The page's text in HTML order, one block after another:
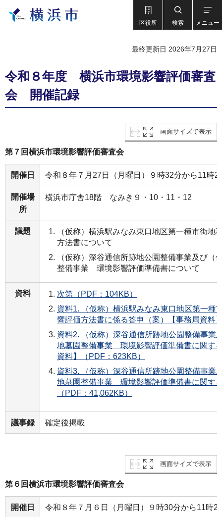
区役所 検索 メニュー
最終更新日 2026年7月27日
令和８年度 横浜市環境影響評価審査
会 開催記録
画面サイズで表示
第７回横浜市環境影響評価審査会
開催日 令和８年７月27日（月曜日）９時32分から11時2
開催場
所
横浜市庁舎18階 なみき９・10・11・12
議題
（仮称）横浜駅みなみ東口地区第一種市街
方法書について
（仮称）深谷通信所跡地公園整備事業及び（
整備事業 環境影響評価準備書について
資料
次第（PDF：104KB）
資料1. （仮称）横浜駅みなみ東口地区第一
響評価方法書に係る答申（案）【事務局資料
資料2. （仮称）深谷通信所跡地公園整備事業
地墓園整備事業 環境影響評価準備書に関す
資料】（PDF：623KB）
資料3. （仮称）深谷通信所跡地公園整備事業
地墓園整備事業 環境影響評価準備書に関す
（PDF：41,062KB）
議事録 確定後掲載
画面サイズで表示
第６回横浜市環境影響評価審査会
開催日 令和８年７月６日（月曜日）９時30分から11時